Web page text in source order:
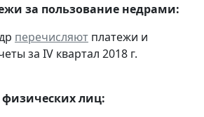
за пользование недрами:
перечисляют платежи и
за IV квартал 2018 г.
лиц: